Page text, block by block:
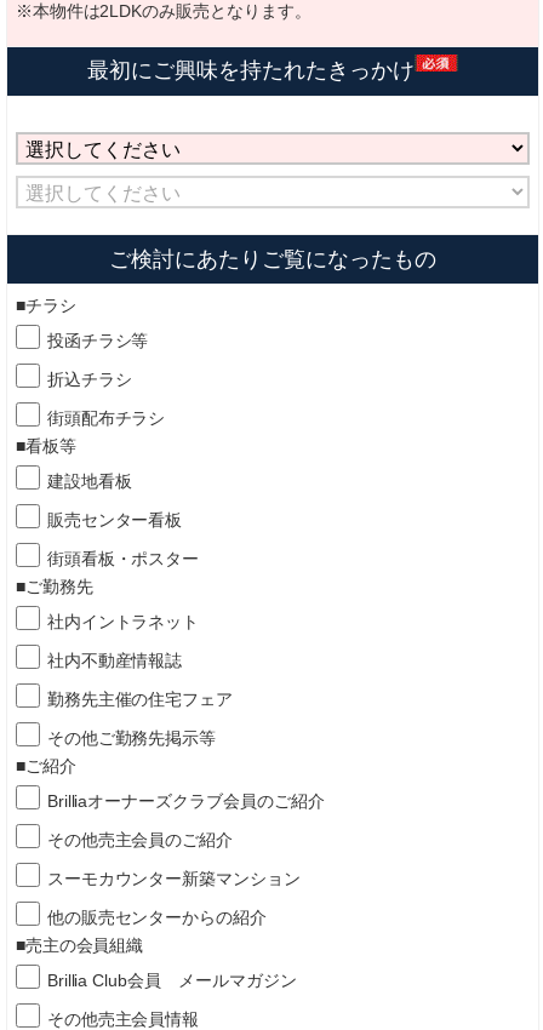
※本物件は2LDKのみ販売となります。
最初にご興味を持たれたきっかけ
ご検討にあたりご覧になったもの
■チラシ
投函チラシ等
折込チラシ
街頭配布チラシ
■看板等
建設地看板
販売センター看板
街頭看板・ポスター
■ご勤務先
社内イントラネット
社内不動産情報誌
勤務先主催の住宅フェア
その他ご勤務先掲示等
■ご紹介
Brilliaオーナーズクラブ会員のご紹介
その他売主会員のご紹介
スーモカウンター新築マンション
他の販売センターからの紹介
■売主の会員組織
Brillia Club会員 メールマガジン
その他売主会員情報